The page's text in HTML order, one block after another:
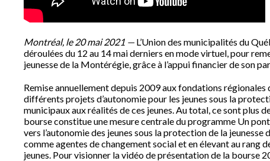
Montréal, le 20 mai 2021 — L’Union des municipalités du
déroulées du 12 au 14 mai derniers en mode virtuel, pour
jeunesse de la Montérégie, grâce à l’appui financier de son
Remise annuellement depuis 2009 aux fondations
différents projets d’autonomie pour les jeunes sous la
municipaux aux réalités de ces jeunes. Au total, ce sont plus
bourse constitue une mesure centrale du programme Un
vers l’autonomie des jeunes sous la protection de la
comme agentes de changement social et en élevant au rang
jeunes. Pour visionner la vidéo de présentation de la bourse